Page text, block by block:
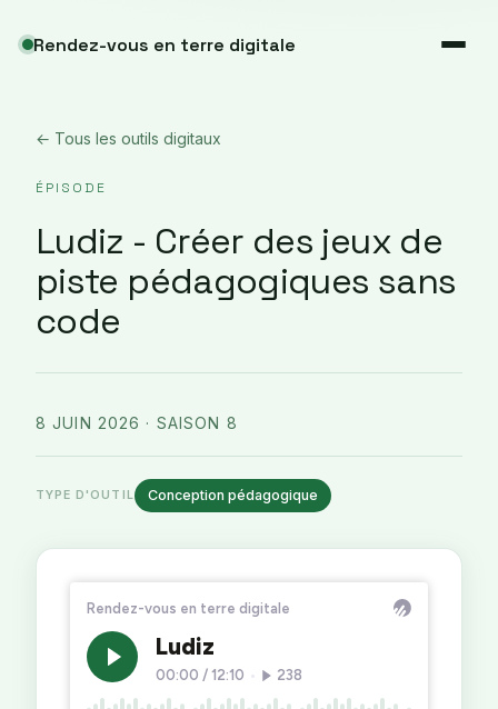
Rendez-vous en terre digitale
← Tous les outils digitaux
ÉPISODE
Ludiz - Créer des jeux de
piste pédagogiques sans
code
8 JUIN 2026 · SAISON 8
TYPE D'OUTIL Conception pédagogique